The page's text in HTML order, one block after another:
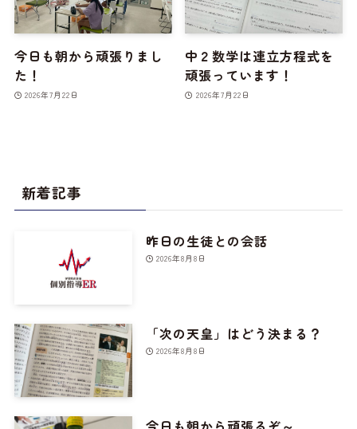
今日も朝から頑張りまし
た！
2026年7月22日
中２数学は連立方程式を
頑張っています！
2026年7月22日
新着記事
昨日の生徒との会話
2026年8月8日
「次の天皇」はどう決まる？
2026年8月8日